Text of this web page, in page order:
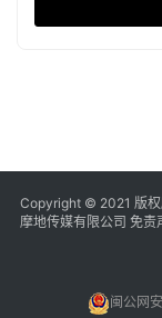
Copyright © 2021 版
摩地传媒有限公司 免责
闽公网